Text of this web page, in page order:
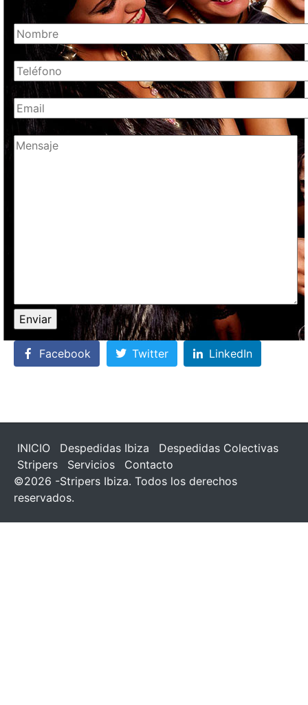
Facebook Twitter LinkedIn
INICIO Despedidas Ibiza
Despedidas Colectivas
Stripers
Servicios
Contacto
©2026 -Stripers Ibiza. Todos los derechos
reservados.